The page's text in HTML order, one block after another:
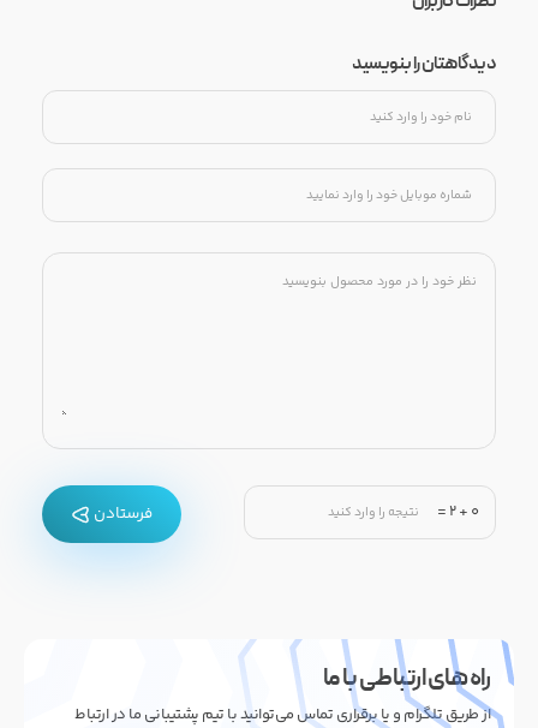
دیدگاهتان را بنویسید
0
+
2
= فرستادن
راه های ارتباطی با ما
از طریق تلگرام و یا برقراری تماس می‌توانید با تیم پشتیبانی ما در ارتباط